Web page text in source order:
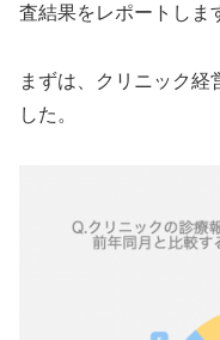
査結果をレポートしま
まずは、クリニック経
した。